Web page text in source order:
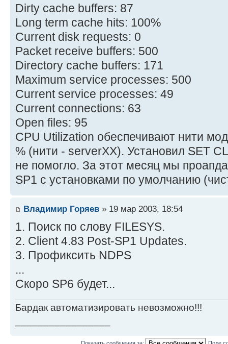
Dirty cache buffers: 87
Long term cache hits: 100%
Current disk requests: 0
Packet receive buffers: 500
Directory cache buffers: 171
Maximum service processes: 500
Current service processes: 49
Current connections: 63
Open files: 95
CPU Utilization обеспечивают нити
% (нити - serverXX). Установил SET
не помогло. За этот месяц мы
SP1 c установками по умолчанию
Владимир Горяев » 19 мар 2003, 18:54
1. Поиск по слову FILESYS.
2. Client 4.83 Post-SP1 Updates.
3. Профиксить NDPS
...
Скоро SP6 будет...
Бардак автоматизировать невозможно!!!